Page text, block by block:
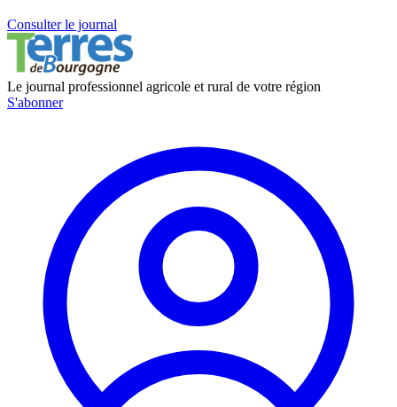
Consulter le journal
Le journal professionnel agricole et rural de votre région
S'abonner